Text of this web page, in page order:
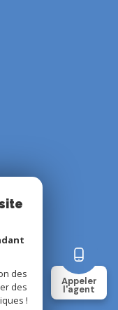
Appeler
l'agent
des
des
!